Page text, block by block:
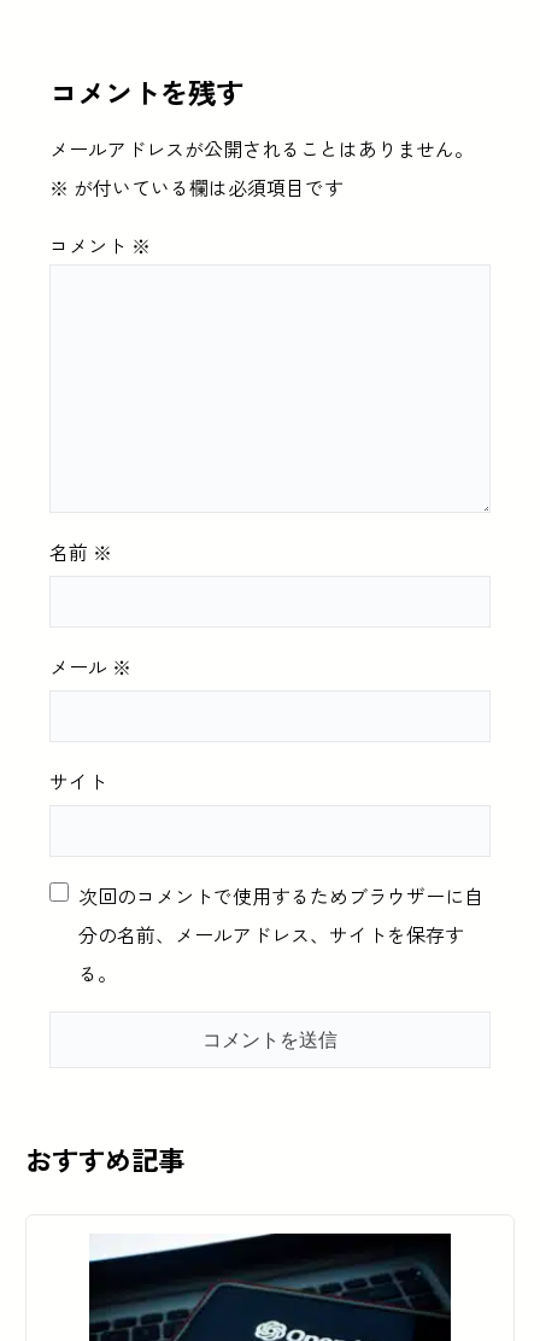
コメントを残す
メールアドレスが公開されることはありません。
※ が付いている欄は必須項目です
コメント ※
名前 ※
メール ※
サイト
次回のコメントで使用するためブラウザーに自
分の名前、メールアドレス、サイトを保存す
る。
おすすめ記事